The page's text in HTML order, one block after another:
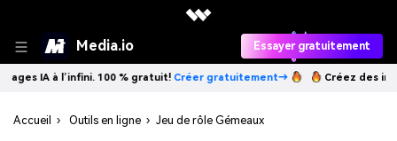
Media.io Essayer gratuitement
l’infini. 100 % gratuit!Créer gratuitement→ Créez des images IA à
Accueil › Outils en ligne › Jeu de rôle Gémeaux